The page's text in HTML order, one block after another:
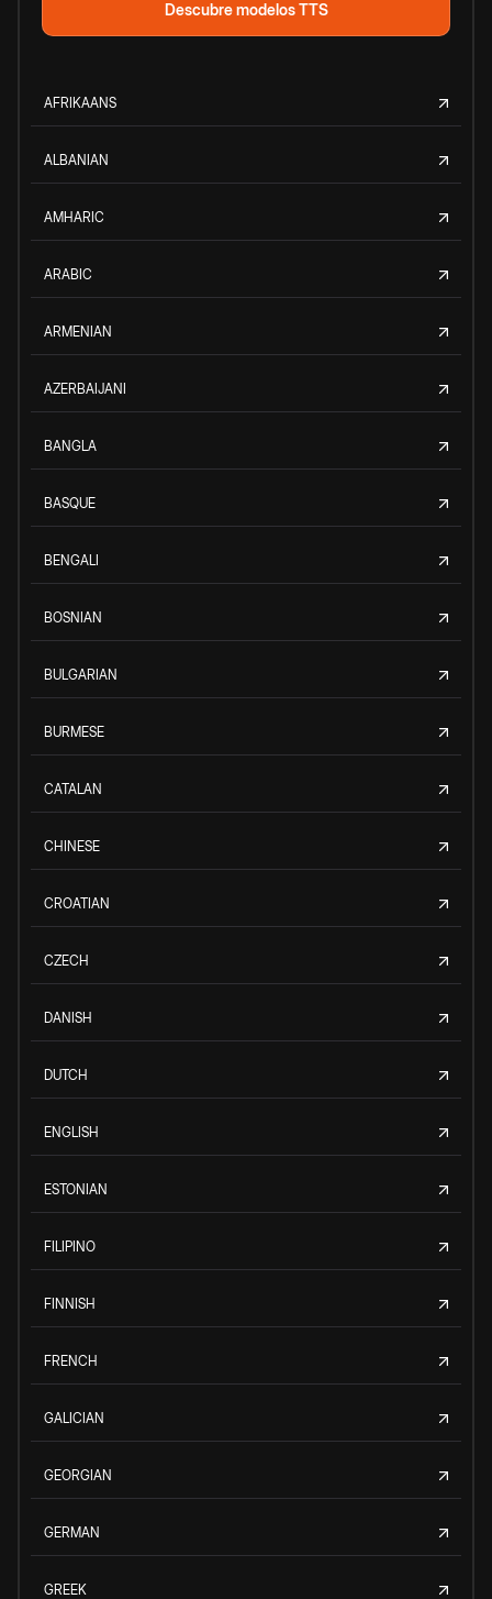
Descubre modelos TTS
AFRIKAANS
ALBANIAN
AMHARIC
ARABIC
ARMENIAN
AZERBAIJANI
BANGLA
BASQUE
BENGALI
BOSNIAN
BULGARIAN
BURMESE
CATALAN
CHINESE
CROATIAN
CZECH
DANISH
DUTCH
ENGLISH
ESTONIAN
FILIPINO
FINNISH
FRENCH
GALICIAN
GEORGIAN
GERMAN
GREEK